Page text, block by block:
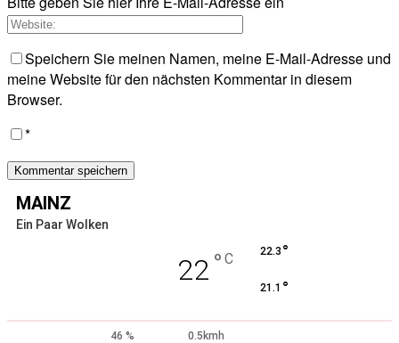
Speichern Sie meinen Namen, meine E-Mail-Adresse und
meine Website für den nächsten Kommentar in diesem
Browser.
*
MAINZ
Ein Paar Wolken
22 ° C 22.3 °
21.1 °
46 %
0.5kmh